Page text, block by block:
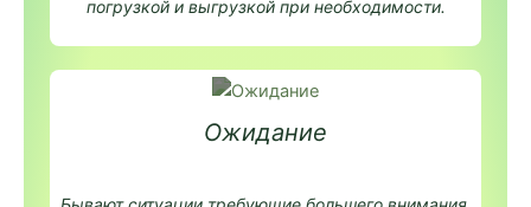
погрузкой и выгрузкой при необходимости.
Ожидание